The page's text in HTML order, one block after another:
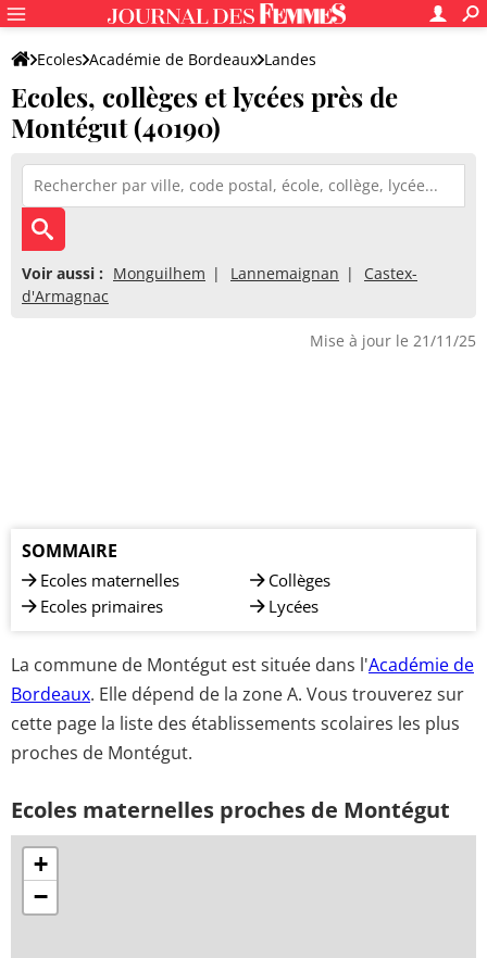
Ecoles Académie de Bordeaux Landes
Ecoles, collèges et lycées près de
Montégut (40190)
Voir aussi : Monguilhem Lannemaignan
Castex-
d'Armagnac
Mise à jour le 21/11/25
SOMMAIRE
Ecoles maternelles
Ecoles primaires
Collèges
Lycées
La commune de Montégut est située dans l'Académie de
Bordeaux. Elle dépend de la zone A. Vous trouverez sur
cette page la liste des établissements scolaires les plus
proches de Montégut.
Ecoles maternelles proches de Montégut
+
−